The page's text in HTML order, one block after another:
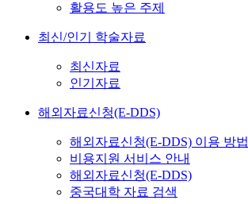
활용도 높은 주제
최신/인기 학술자료
최신자료
인기자료
해외자료신청(E-DDS)
해외자료신청(E-DDS) 이용 방법
비용지원 서비스 안내
해외자료신청(E-DDS)
중국대학 자료 검색